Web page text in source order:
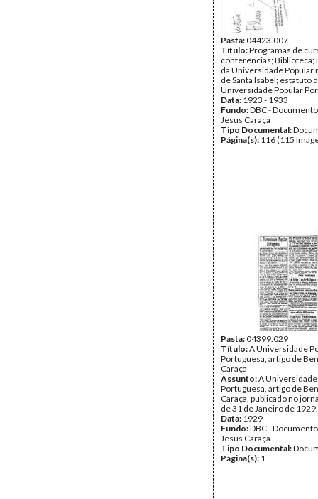
DBC -
Jesus Caraça
Tipo Documental:
Página(s):22
Pasta:04423.007
Título:Programas de
conferências; Biblioteca;
da Universidade Popular
de Santa Isabel; estatuto
Universidade Popular
Data: 1923 - 1933
Fundo:DBC -
Jesus Caraça
Tipo Documental:
Página(s): 116 (115
Pasta:04399.029
Título:A Universidade
Portuguesa, artigo de
Caraça
Assunto:A
Portuguesa, artigo de
Caraça, publicado no
de 31 de Janeiro de 1929.
Data: 1929
Fundo:DBC -
Jesus Caraça
Tipo Documental:
Página(s): 1